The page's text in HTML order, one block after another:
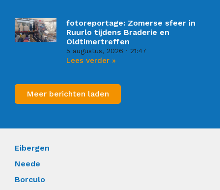
fotoreportage: Zomerse sfeer in
Ruurlo tijdens Braderie en
Oldtimertreffen
5 augustus, 2026 21:47
Lees verder »
Meer berichten laden
Eibergen
Neede
Borculo